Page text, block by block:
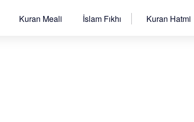
Kuran Meali İslam Fıkhı Kuran Hatmi